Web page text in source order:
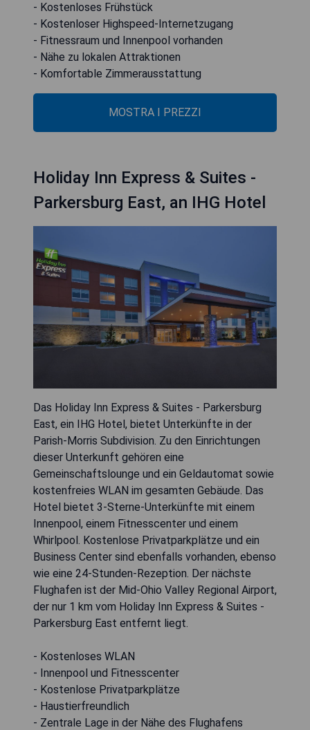
- Kostenloses Frühstück
- Kostenloser Highspeed-Internetzugang
- Fitnessraum und Innenpool vorhanden
- Nähe zu lokalen Attraktionen
- Komfortable Zimmerausstattung
MOSTRA I PREZZI
Holiday Inn Express & Suites -
Parkersburg East, an IHG Hotel
Das Holiday Inn Express & Suites - Parkersburg
East, ein IHG Hotel, bietet Unterkünfte in der
Parish-Morris Subdivision. Zu den Einrichtungen
dieser Unterkunft gehören eine
Gemeinschaftslounge und ein Geldautomat sowie
kostenfreies WLAN im gesamten Gebäude. Das
Hotel bietet 3-Sterne-Unterkünfte mit einem
Innenpool, einem Fitnesscenter und einem
Whirlpool. Kostenlose Privatparkplätze und ein
Business Center sind ebenfalls vorhanden, ebenso
wie eine 24-Stunden-Rezeption. Der nächste
Flughafen ist der Mid-Ohio Valley Regional Airport,
der nur 1 km vom Holiday Inn Express & Suites -
Parkersburg East entfernt liegt.
- Kostenloses WLAN
- Innenpool und Fitnesscenter
- Kostenlose Privatparkplätze
- Haustierfreundlich
- Zentrale Lage in der Nähe des Flughafens